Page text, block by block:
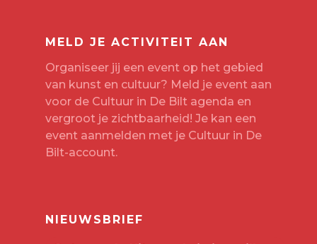
MELD JE ACTIVITEIT AAN
Organiseer jij een event op het gebied
van kunst en cultuur? Meld je event aan
voor de Cultuur in De Bilt agenda en
vergroot je zichtbaarheid! Je kan een
event aanmelden met je Cultuur in De
Bilt-account.
NIEUWSBRIEF